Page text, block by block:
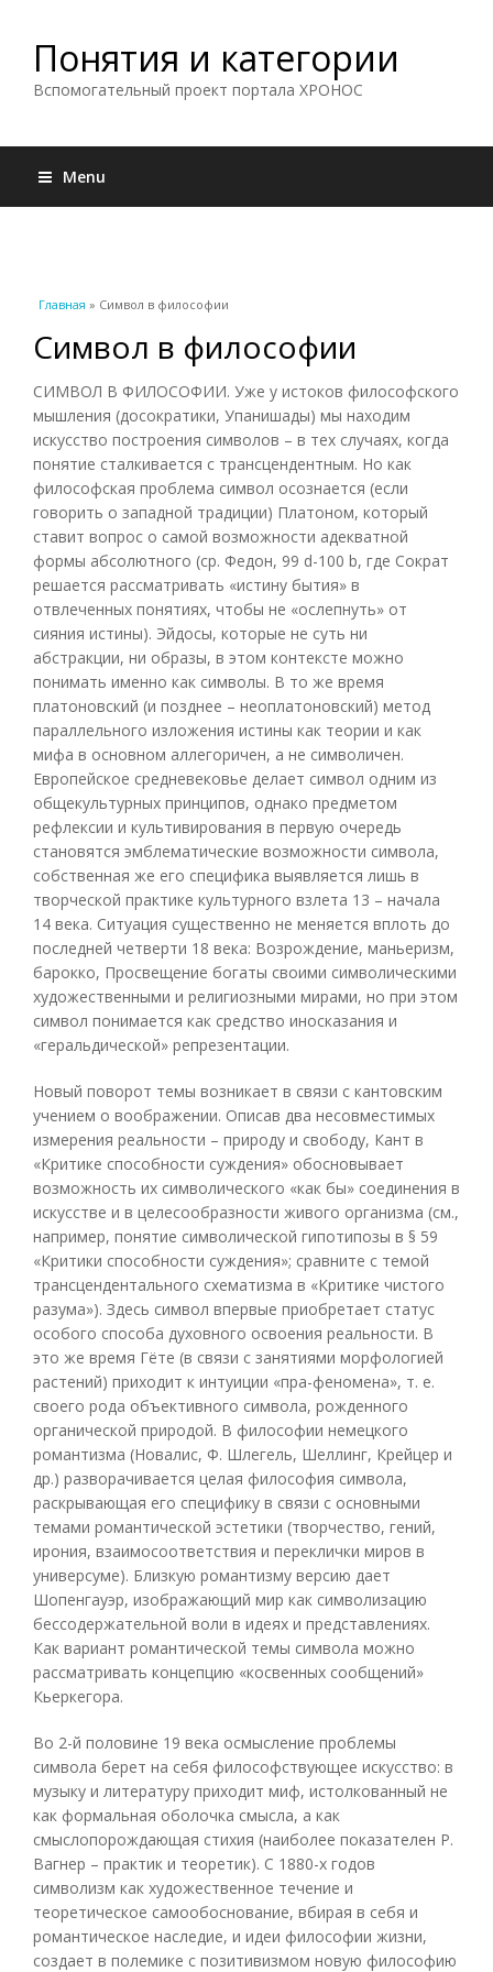
Понятия и категории
Вспомогательный проект портала ХРОНОС
Menu
Вы здесь
Главная » Символ в философии
Символ в философии
СИМВОЛ В ФИЛОСОФИИ. Уже у истоков философского
мышления (досократики, Упанишады) мы находим
искусство построения символов – в тех случаях, когда
понятие сталкивается с трансцендентным. Но как
философская проблема символ осознается (если
говорить о западной традиции) Платоном, который
ставит вопрос о самой возможности адекватной
формы абсолютного (ср. Федон, 99 d-100 b, где Сократ
решается рассматривать «истину бытия» в
отвлеченных понятиях, чтобы не «ослепнуть» от
сияния истины). Эйдосы, которые не суть ни
абстракции, ни образы, в этом контексте можно
понимать именно как символы. В то же время
платоновский (и позднее – неоплатоновский) метод
параллельного изложения истины как теории и как
мифа в основном аллегоричен, а не символичен.
Европейское средневековье делает символ одним из
общекультурных принципов, однако предметом
рефлексии и культивирования в первую очередь
становятся эмблематические возможности символа,
собственная же его специфика выявляется лишь в
творческой практике культурного взлета 13 – начала
14 века. Ситуация существенно не меняется вплоть до
последней четверти 18 века: Возрождение, маньеризм,
барокко, Просвещение богаты своими символическими
художественными и религиозными мирами, но при этом
символ понимается как средство иносказания и
«геральдической» репрезентации.
Новый поворот темы возникает в связи с кантовским
учением о воображении. Описав два несовместимых
измерения реальности – природу и свободу, Кант в
«Критике способности суждения» обосновывает
возможность их символического «как бы» соединения в
искусстве и в целесообразности живого организма (см.,
например, понятие символической гипотипозы в § 59
«Критики способности суждения»; сравните с темой
трансцендентального схематизма в «Критике чистого
разума»). Здесь символ впервые приобретает статус
особого способа духовного освоения реальности. В
это же время Гёте (в связи с занятиями морфологией
растений) приходит к интуиции «пра-феномена», т. е.
своего рода объективного символа, рожденного
органической природой. В философии немецкого
романтизма (Новалис, Ф. Шлегель, Шеллинг, Крейцер и
др.) разворачивается целая философия символа,
раскрывающая его специфику в связи с основными
темами романтической эстетики (творчество, гений,
ирония, взаимосоответствия и переклички миров в
универсуме). Близкую романтизму версию дает
Шопенгауэр, изображающий мир как символизацию
бессодержательной воли в идеях и представлениях.
Как вариант романтической темы символа можно
рассматривать концепцию «косвенных сообщений»
Кьеркегора.
Во 2-й половине 19 века осмысление проблемы
символа берет на себя философствующее искусство: в
музыку и литературу приходит миф, истолкованный не
как формальная оболочка смысла, а как
смыслопорождающая стихия (наиболее показателен Р.
Вагнер – практик и теоретик). С 1880-х годов
символизм как художественное течение и
теоретическое самообоснование, вбирая в себя и
романтическое наследие, и идеи философии жизни,
создает в полемике с позитивизмом новую философию